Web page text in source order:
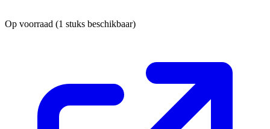
Op voorraad (1 stuks beschikbaar)